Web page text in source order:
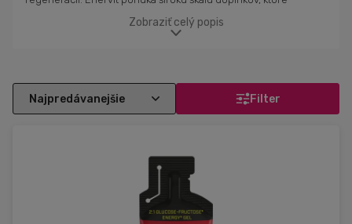
obsahujú dôležité živiny ako vitamíny, minerály, sacharidy a
proteíny.Energetické nápoje, proteínové prípravky,
Enervit produkty sú obľúbené medzi profesionálnymi
Zobraziť celý popis
Filter